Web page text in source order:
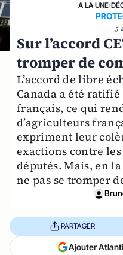
A LA UNE›
5
Sur l’accord
tromper de
L’accord de libre
Canada a été
français, ce qui
d’agriculteurs
expriment leur
exactions contre
députés. Mais, en
ne pas se tromper
PARTAGER
Ajouter